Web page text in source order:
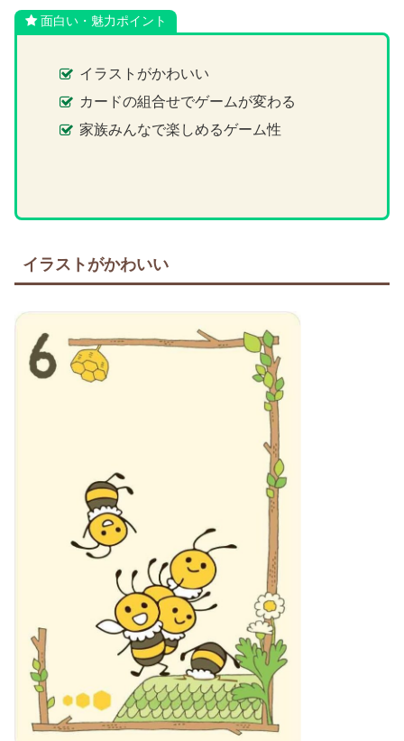
面白い・魅力ポイント
イラストがかわいい
カードの組合せでゲームが変わる
家族みんなで楽しめるゲーム性
イラストがかわいい